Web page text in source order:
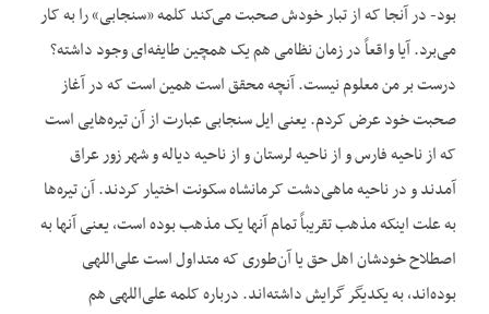
بود- در آنجا که از تبار خودش صحبت می‌‌کند کلمه «سنجابی» را به کار
می‌‌برد. آیا واقعاً در زمان نظامی هم یک همچین طایفه‌‌ای وجود داشته؟
درست بر من معلوم نیست. آنچه محقق است همین است که در آغاز
صحبت خود عرض کردم. یعنی ایل سنجابی عبارت از آن تیره‌‌هایی است
که از ناحیه فارس و از ناحیه لرستان و از ناحیه دیاله و شهر زور عراق
آمدند و در ناحیه ماهی‌‌دشت کرمانشاه سکونت اختیار کردند. آن تیره‌‌ها
به علت اینکه مذهب تقریباً تمام آنها یک مذهب بوده است، یعنی آنها به
اصطلاح خودشان اهل حق یا آن‌‌طوری که متداول است علی‌‌اللهی
بوده‌‌اند، به یکدیگر گرایش داشته‌‌اند. درباره کلمه علی‌‌اللهی هم